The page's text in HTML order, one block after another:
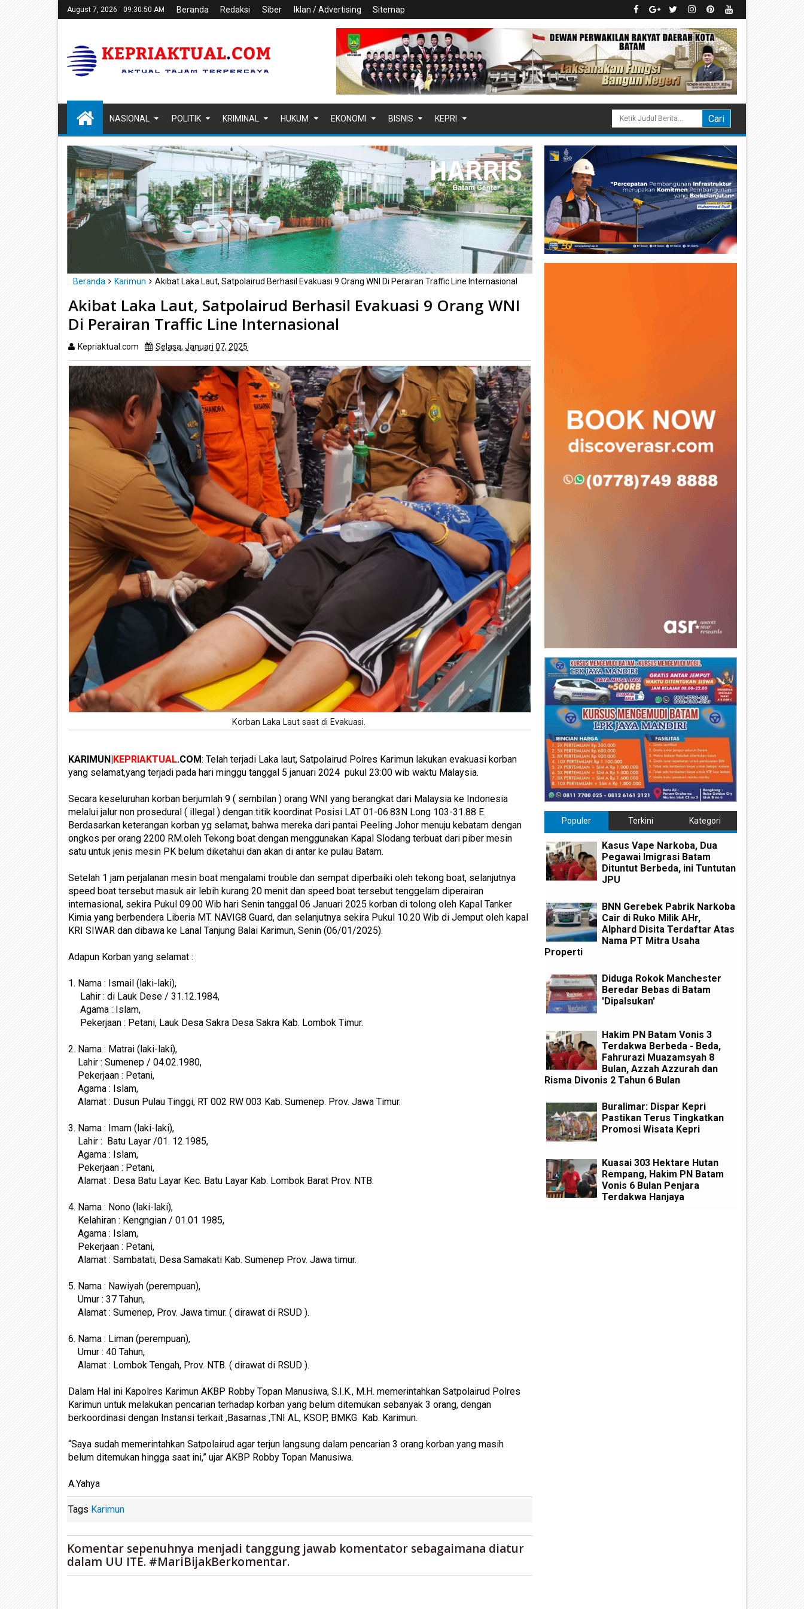
August 7, 2026 09:30:52 AM Beranda Redaksi Siber Iklan / Advertising Sitemap
NASIONAL POLITIK KRIMINAL HUKUM EKONOMI BISNIS KEPRI
Beranda Karimun Akibat Laka Laut, Satpolairud Berhasil Evakuasi 9 Orang WNI Di Perairan Traffic Line Internasional
Akibat Laka Laut, Satpolairud Berhasil Evakuasi 9 Orang WNI
Di Perairan Traffic Line Internasional
Kepriaktual.com Selasa, Januari 07, 2025
Korban Laka Laut saat di Evakuasi.
KARIMUN|KEPRIAKTUAL.COM: Telah terjadi Laka laut, Satpolairud Polres Karimun lakukan evakuasi korban
yang selamat,yang terjadi pada hari minggu tanggal 5 januari 2024 pukul 23:00 wib waktu Malaysia.
Secara keseluruhan korban berjumlah 9 ( sembilan ) orang WNI yang berangkat dari Malaysia ke Indonesia
melalui jalur non prosedural ( illegal ) dengan titik koordinat Posisi LAT 01-06.83N Long 103-31.88 E.
Berdasarkan keterangan korban yg selamat, bahwa mereka dari pantai Peeling Johor menuju kebatam dengan
ongkos per orang 2200 RM.oleh Tekong boat dengan menggunakan Kapal Slodang terbuat dari piber mesin
satu untuk jenis mesin PK belum diketahui dan akan di antar ke pulau Batam.
Setelah 1 jam perjalanan mesin boat mengalami trouble dan sempat diperbaiki oleh tekong boat, selanjutnya
speed boat tersebut masuk air lebih kurang 20 menit dan speed boat tersebut tenggelam diperairan
internasional, sekira Pukul 09.00 Wib hari Senin tanggal 06 Januari 2025 korban di tolong oleh Kapal Tanker
Kimia yang berbendera Liberia MT. NAVIG8 Guard, dan selanjutnya sekira Pukul 10.20 Wib di Jemput oleh kapal
KRI SIWAR dan dibawa ke Lanal Tanjung Balai Karimun, Senin (06/01/2025).
Adapun Korban yang selamat :
1. Nama : Ismail (laki-laki),
Lahir : di Lauk Dese / 31.12.1984,
Agama : Islam,
Pekerjaan : Petani, Lauk Desa Sakra Desa Sakra Kab. Lombok Timur.
2. Nama : Matrai (laki-laki),
Lahir : Sumenep / 04.02.1980,
Pekerjaan : Petani,
Agama : Islam,
Alamat : Dusun Pulau Tinggi, RT 002 RW 003 Kab. Sumenep. Prov. Jawa Timur.
3. Nama : Imam (laki-laki),
Lahir : Batu Layar /01. 12.1985,
Agama : Islam,
Pekerjaan : Petani,
Alamat : Desa Batu Layar Kec. Batu Layar Kab. Lombok Barat Prov. NTB.
4. Nama : Nono (laki-laki),
Kelahiran : Kengngian / 01.01 1985,
Agama : Islam,
Pekerjaan : Petani,
Alamat : Sambatati, Desa Samakati Kab. Sumenep Prov. Jawa timur.
5. Nama : Nawiyah (perempuan),
Umur : 37 Tahun,
Alamat : Sumenep, Prov. Jawa timur. ( dirawat di RSUD ).
6. Nama : Liman (perempuan),
Umur : 40 Tahun,
Alamat : Lombok Tengah, Prov. NTB. ( dirawat di RSUD ).
Dalam Hal ini Kapolres Karimun AKBP Robby Topan Manusiwa, S.I.K., M.H. memerintahkan Satpolairud Polres
Karimun untuk melakukan pencarian terhadap korban yang belum ditemukan sebanyak 3 orang, dengan
berkoordinasi dengan Instansi terkait ,Basarnas ,TNI AL, KSOP, BMKG Kab. Karimun.
“Saya sudah memerintahkan Satpolairud agar terjun langsung dalam pencarian 3 orang korban yang masih
belum ditemukan hingga saat ini,” ujar AKBP Robby Topan Manusiwa.
A.Yahya
Tags Karimun
Komentar sepenuhnya menjadi tanggung jawab komentator sebagaimana diatur
dalam UU ITE. #MariBijakBerkomentar.
Populer Terkini Kategori
Kasus Vape Narkoba, Dua
Pegawai Imigrasi Batam
Dituntut Berbeda, ini Tuntutan
JPU
BNN Gerebek Pabrik Narkoba
Cair di Ruko Milik AHr,
Alphard Disita Terdaftar Atas
Nama PT Mitra Usaha
Properti
Diduga Rokok Manchester
Beredar Bebas di Batam
'Dipalsukan'
Hakim PN Batam Vonis 3
Terdakwa Berbeda - Beda,
Fahrurazi Muazamsyah 8
Bulan, Azzah Azzurah dan
Risma Divonis 2 Tahun 6 Bulan
Buralimar: Dispar Kepri
Pastikan Terus Tingkatkan
Promosi Wisata Kepri
Kuasai 303 Hektare Hutan
Rempang, Hakim PN Batam
Vonis 6 Bulan Penjara
Terdakwa Hanjaya